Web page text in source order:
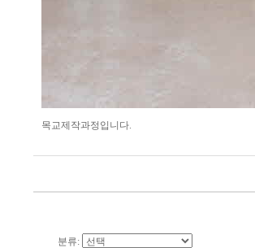
목교제작과정입니다.
분류: